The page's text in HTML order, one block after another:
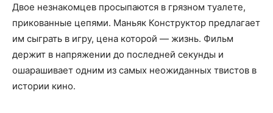
Двое незнакомцев просыпаются в грязном туалете,
прикованные цепями. Маньяк Конструктор предлагает
им сыграть в игру, цена которой — жизнь. Фильм
держит в напряжении до последней секунды и
ошарашивает одним из самых неожиданных твистов в
истории кино.